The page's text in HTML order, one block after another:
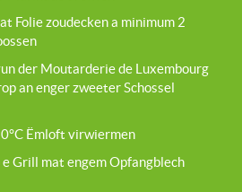
Folie zoudecken a minimum 2
der Moutarderie de Luxembourg
an enger zweeter Schossel
Ëmloft virwiermen
e Grill mat engem Opfangblech